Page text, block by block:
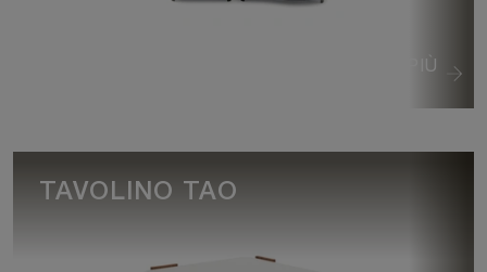
VEDI DI PIÙ
TAVOLINO TAO